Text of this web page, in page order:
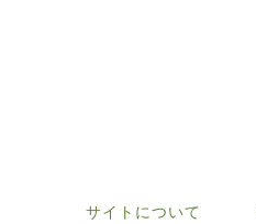
サイトについて